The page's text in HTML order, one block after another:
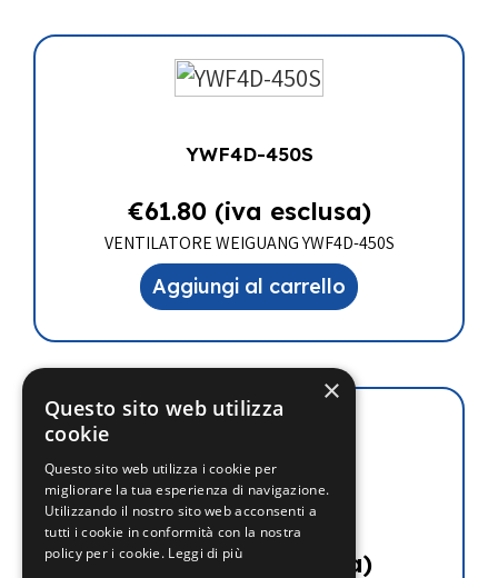
Aggiungi al carrello
YWF4D-450S
€61.80(iva esclusa)
VENTILATORE WEIGUANG YWF4D-450S
YWF4E-250S
€34.40(iva esclusa)
×
Questo sito web utilizza
cookie
Questo sito web utilizza i cookie per
migliorare la tua esperienza di navigazione.
Utilizzando il nostro sito web acconsenti a
tutti i cookie in conformità con la nostra
policy per i cookie. Leggi di più